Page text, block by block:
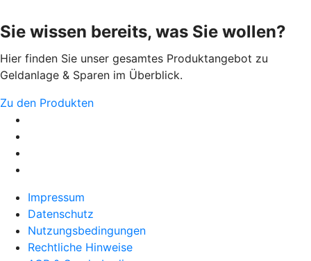
Sie wissen bereits, was Sie wollen?
Hier finden Sie unser gesamtes Produktangebot zu
Geldanlage & Sparen im Überblick.
Zu den Produkten
Impressum
Datenschutz
Nutzungsbedingungen
Rechtliche Hinweise